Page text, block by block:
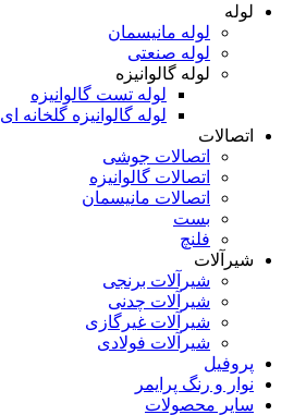
لوله
لوله مانیسمان
لوله صنعتی
لوله گالوانیزه
لوله تست گالوانیزه
لوله گالوانیزه گلخانه ای
اتصالات
اتصالات جوشی
اتصالات گالوانیزه
اتصالات مانیسمان
بست
فلنچ
شیرآلات
شیرآلات برنجی
شیرآلات چدنی
شیرآلات غیرگازی
شیرآلات فولادی
پروفیل
نوار و رنگ پرایمر
سایر محصولات